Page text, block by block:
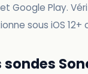
Google Play.
sous iOS 12+